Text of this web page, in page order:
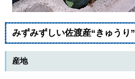
みずみずしい佐渡産“きゅうり”
産地